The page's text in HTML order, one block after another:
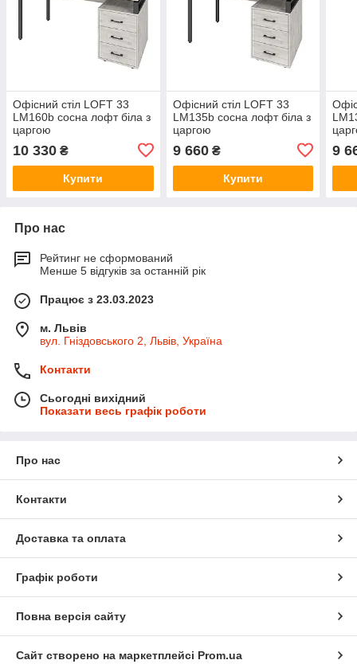
Офісний стіл LOFT 33
LM160b сосна лофт біла з
царгою
10 330 ₴
Купити
Офісний стіл LOFT 33
LM135b сосна лофт біла з
царгою
9 660₴
Купити
9
Про нас
Рейтинг не сформований
Менше 5 відгуків за останній рік
Працює з 23.03.2023
м. Львів
вул. Гніздовського 2, Львів, Україна
Контакти
Сьогодні вихідний
Показати весь графік роботи
Про нас
Контакти
Доставка та оплата
Графік роботи
Повна версія сайту
Сайт створено на маркетплейсі Prom.ua